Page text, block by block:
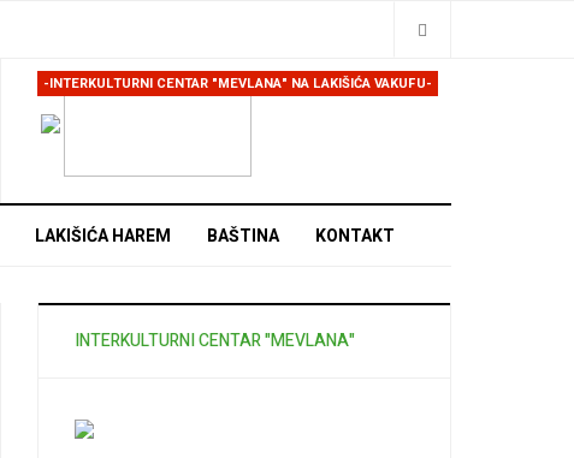
-INTERKULTURNI CENTAR "MEVLANA" NA LAKIŠIĆA VAKUFU-
LAKIŠIĆA HAREM BAŠTINA KONTAKT
INTERKULTURNI CENTAR "MEVLANA"